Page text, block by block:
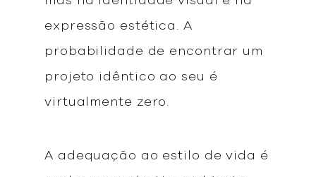
expressão estética. A
probabilidade de encontrar um
projeto idêntico ao seu é
virtualmente zero.
A adequação ao estilo de vida é